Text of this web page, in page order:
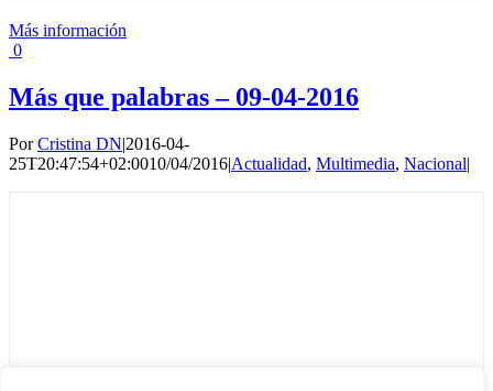
Más información
0
Más que palabras – 09-04-2016
PorCristina DN|2016-04-
25T20:47:54+02:0010/04/2016|Actualidad, Multimedia, Nacional|